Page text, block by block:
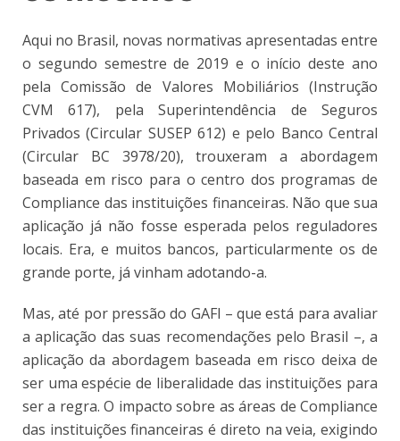
Aqui no Brasil, novas normativas apresentadas entre
o segundo semestre de 2019 e o início deste ano
pela Comissão de Valores Mobiliários (Instrução
CVM 617), pela Superintendência de Seguros
Privados (Circular SUSEP 612) e pelo Banco Central
(Circular BC 3978/20), trouxeram a abordagem
baseada em risco para o centro dos programas de
Compliance das instituições financeiras. Não que sua
aplicação já não fosse esperada pelos reguladores
locais. Era, e muitos bancos, particularmente os de
grande porte, já vinham adotando-a.
Mas, até por pressão do GAFI – que está para avaliar
a aplicação das suas recomendações pelo Brasil –, a
aplicação da abordagem baseada em risco deixa de
ser uma espécie de liberalidade das instituições para
ser a regra. O impacto sobre as áreas de Compliance
das instituições financeiras é direto na veia, exigindo